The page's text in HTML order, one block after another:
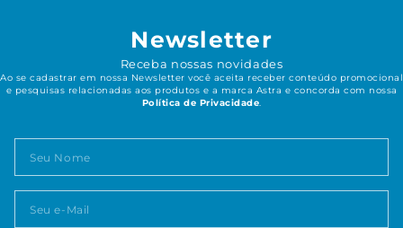
Newsletter
Receba nossas novidades
Ao se cadastrar em nossa Newsletter você aceita receber conteúdo promocional
e pesquisas relacionadas aos produtos e a marca Astra e concorda com nossa
Política de Privacidade.